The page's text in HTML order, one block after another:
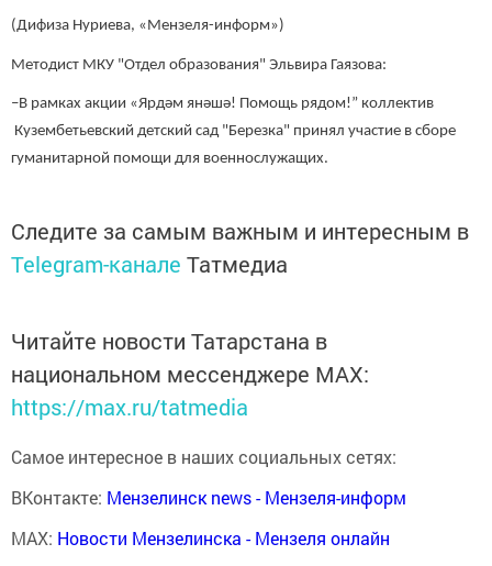
(Дифиза Нуриева, «Мензеля-информ»)
Методист МКУ "Отдел образования" Эльвира Гаязова:
–В рамках акции «Ярдәм янәшә! Помощь рядом!” коллектив
Кузембетьевский детский сад "Березка" принял участие в сборе
гуманитарной помощи для военнослужащих.
Следите за самым важным и интересным в
Telegram-канале Татмедиа
Читайте новости Татарстана в
национальном мессенджере MАХ:
https://max.ru/tatmedia
Самое интересное в наших социальных сетях:
ВКонтакте: Мензелинск news - Мензеля-информ
MAX: Новости Мензелинска - Мензеля онлайн